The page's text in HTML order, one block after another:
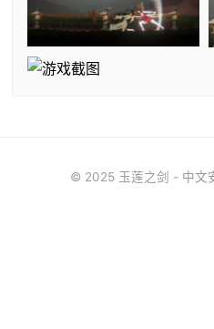
© 2025 玉莲之剑 - 中文